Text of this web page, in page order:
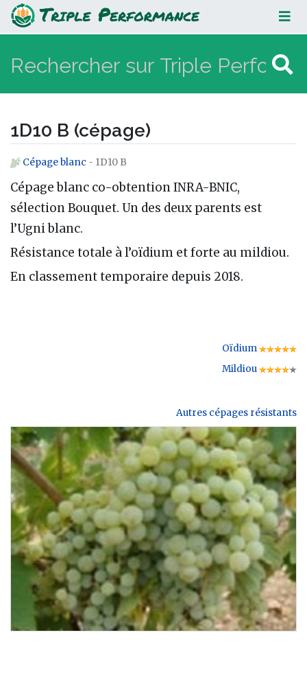
1D10 B (cépage)
1D10 B (cépage)
Aller à :navigation,rechercher
Cépage blanc - 1D10 B
Cépage blanc co-obtention INRA-BNIC,
sélection Bouquet. Un des deux parents est
l’Ugni blanc.
Résistance totale à l’oïdium et forte au mildiou.
En classement temporaire depuis 2018.
Oïdium
Mildiou
Autres cépages résistants